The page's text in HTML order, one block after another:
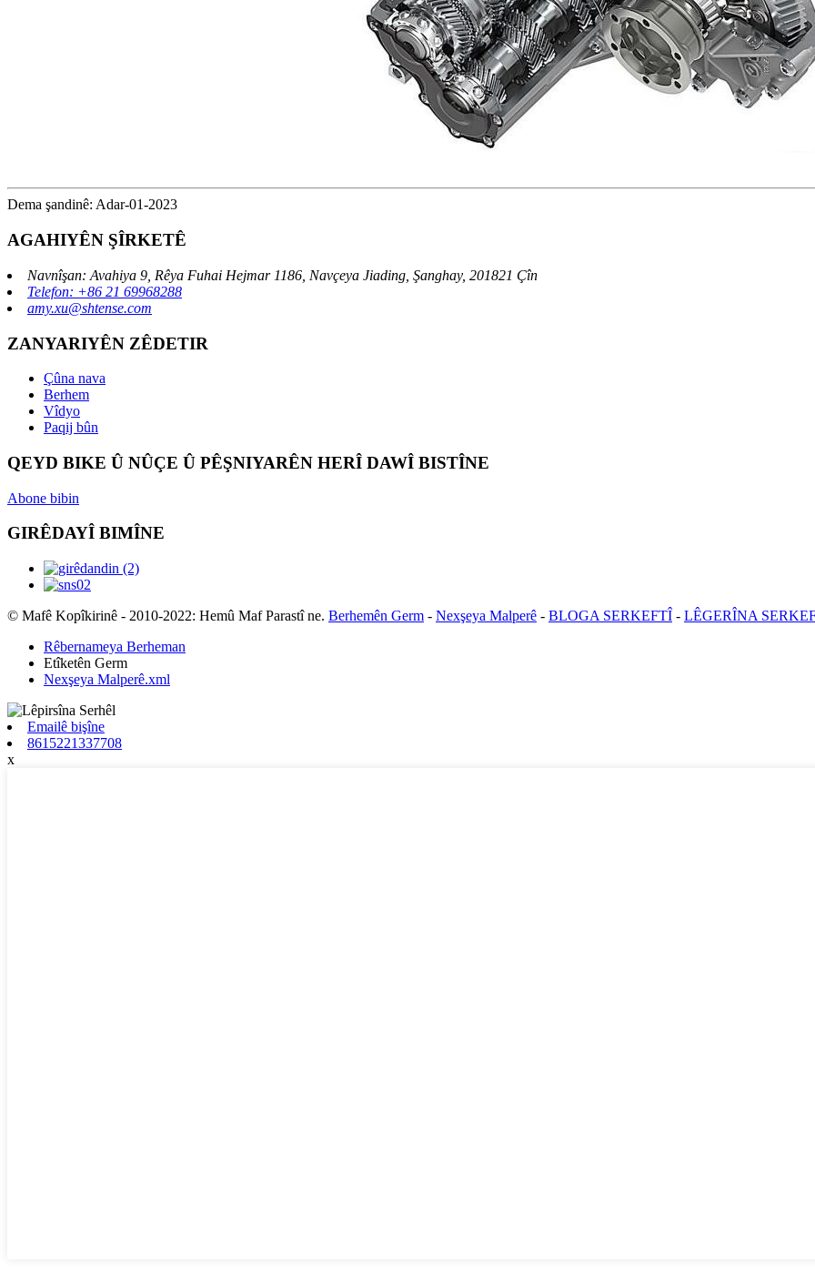
Dema şandinê: Adar-01-2023
AGAHIYÊN ŞÎRKETÊ
Navnîşan: Avahiya 9, Rêya Fuhai Hejmar 1186, Navçeya Jiading, Şanghay, 201821 Çîn
Telefon: +86 21 69968288
amy.xu@shtense.com
ZANYARIYÊN ZÊDETIR
Çûna nava
Berhem
Vîdyo
Paqij bûn
QEYD BIKE Û NÛÇE Û PÊŞNIYARÊN HERÎ DAWÎ BISTÎNE
Abone bibin
GIRÊDAYÎ BIMÎNE
© Mafê Kopîkirinê - 2010-2022: Hemû Maf Parastî ne. Berhemên Germ - Nexşeya Malperê - BLOGA SERKEFTÎ - LÊGERÎNA
Rêbernameya Berheman
Etîketên Germ
Nexşeya Malperê.xml
Emailê bişîne
8615221337708
x